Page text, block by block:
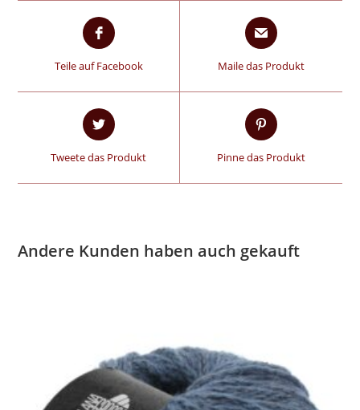
Teile auf Facebook Maile das Produkt
Tweete das Produkt Pinne das Produkt
Andere Kunden haben auch gekauft